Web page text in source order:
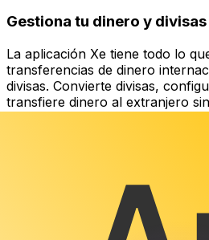
Gestiona tu dinero y
La aplicación Xe tiene todo lo
transferencias de dinero
divisas. Convierte divisas,
transfiere dinero al extranjero